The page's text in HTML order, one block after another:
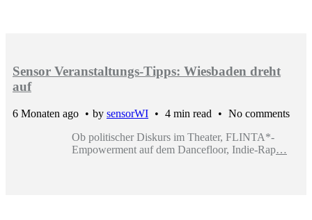
Sensor Veranstaltungs-Tipps: Wiesbaden dreht
auf
6 Monaten ago by sensorWI 4 min read
No comments
Ob politischer Diskurs im Theater, FLINTA*-
Empowerment auf dem Dancefloor, Indie-Rap…